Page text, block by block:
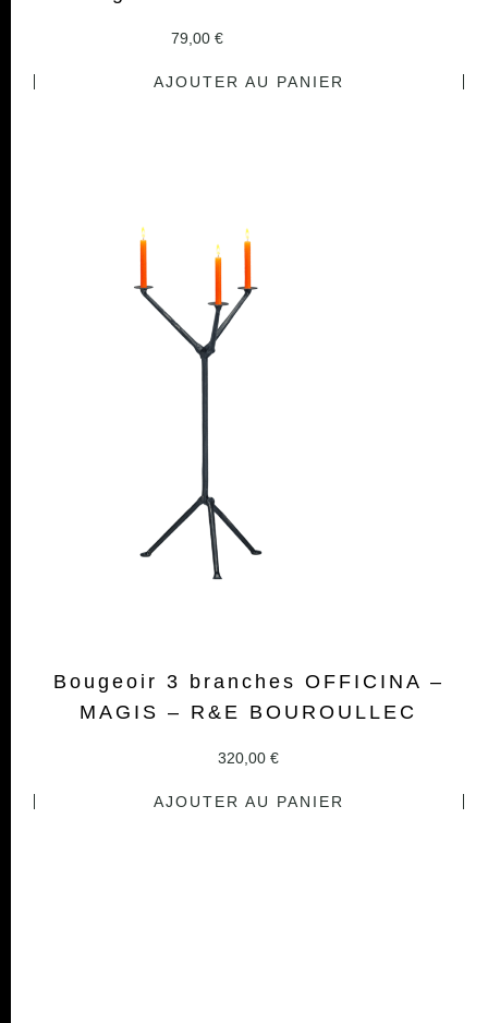
79,00€
AJOUTER AU PANIER
Bougeoir 3 branches OFFICINA –
MAGIS – R&E BOUROULLEC
320,00€
AJOUTER AU PANIER